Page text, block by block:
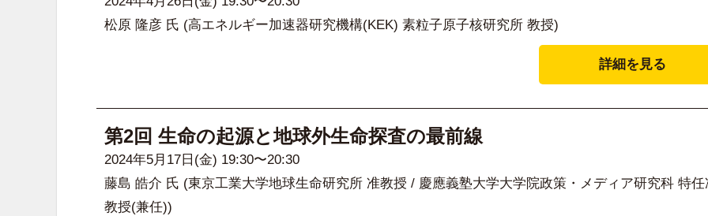
松原 隆彦 氏 (高エネルギー加速器研究機構(KEK) 素粒子原子核研究所 教授)
詳細を見る
第2回 生命の起源と地球外生命探査の最前線
2024年5月17日(金) 19:30〜20:30
藤島 皓介 氏 (東京工業大学地球生命研究所 准教授 / 慶應義塾大学大学院政策・メディア研究科 特任
教授(兼任))